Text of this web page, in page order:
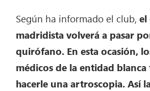
Según ha informado el club,el
madridista volverá a pasar
quirófano. En esta ocasión,
médicos de la entidad
hacerle una artroscopia. Así